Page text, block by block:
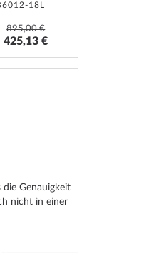
18L
895,00 €
425,13 €
die Genauigkeit
nicht in einer